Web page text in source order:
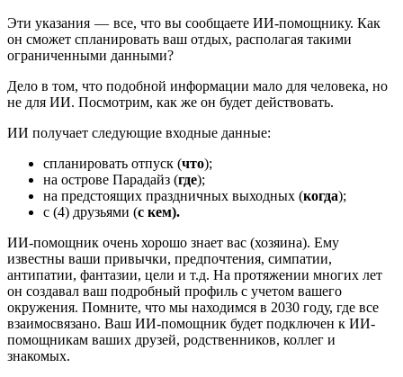
Эти указания — все, что вы сообщаете ИИ-помощнику. Как
он сможет спланировать ваш отдых, располагая такими
ограниченными данными?
Дело в том, что подобной информации мало для человека, но
не для ИИ. Посмотрим, как же он будет действовать.
ИИ получает следующие входные данные:
спланировать отпуск (что);
на острове Парадайз (где);
на предстоящих праздничных выходных (когда);
с (4) друзьями (с кем).
ИИ-помощник очень хорошо знает вас (хозяина). Ему
известны ваши привычки, предпочтения, симпатии,
антипатии, фантазии, цели и т.д. На протяжении многих лет
он создавал ваш подробный профиль с учетом вашего
окружения. Помните, что мы находимся в 2030 году, где все
взаимосвязано. Ваш ИИ-помощник будет подключен к ИИ-
помощникам ваших друзей, родственников, коллег и
знакомых.